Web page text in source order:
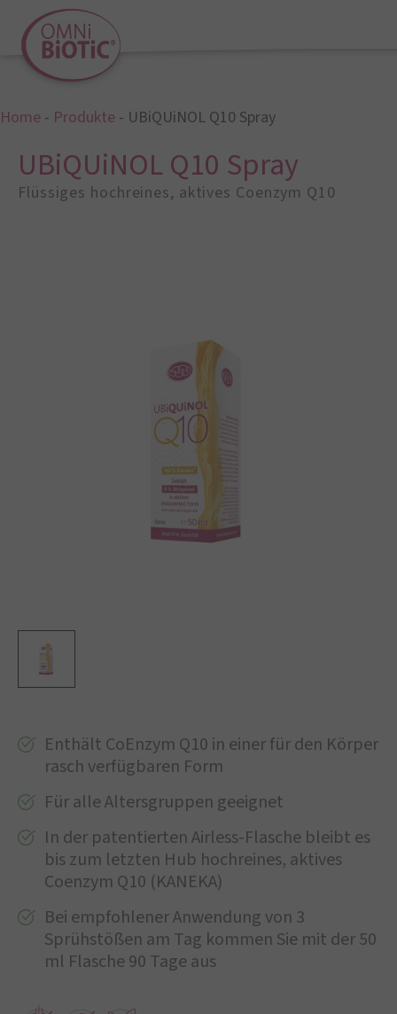
Home - Produkte - UBiQUiNOL Q10 Spray
UBiQUiNOL Q10 Spray
Flüssiges hochreines, aktives Coenzym Q10
Enthält CoEnzym Q10 in einer für den Körper
rasch verfügbaren Form
Für alle Altersgruppen geeignet
In der patentierten Airless-Flasche bleibt es
bis zum letzten Hub hochreines, aktives
Coenzym Q10 (KANEKA)
Bei empfohlener Anwendung von 3
Sprühstößen am Tag kommen Sie mit der 50
ml Flasche 90 Tage aus